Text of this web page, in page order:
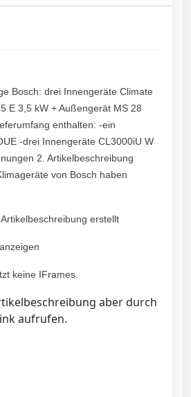
Bosch: drei Innengeräte Climate
E 3,5 kW + Außengerät MS 28
enthalten: -ein
-drei Innengeräte CL3000iU W
2. Artikelbeschreibung
von Bosch haben
erstellt
keine IFrames.
aber durch
aufrufen.